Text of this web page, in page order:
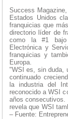
Success
Estados Unidos
franquicias que
directorio líder de
como la #1 bajo
Electrónica y
franquicias y
Europa.
"WSI es, sin duda,
continuado
la industria del
reconocido a WSI
años consecutivos.
revela que WSI
– Fuente: